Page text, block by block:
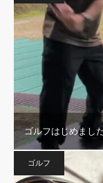
ゴルフはじめまし
ゴルフ